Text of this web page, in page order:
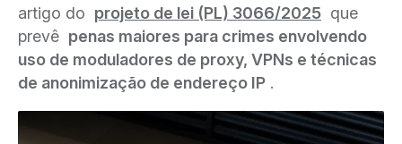
artigo do projeto de lei (PL) 3066/2025 que
prevê penas maiores para crimes envolvendo
uso de moduladores de proxy, VPNs e técnicas
de anonimização de endereço IP .